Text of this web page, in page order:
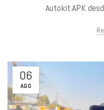
Autokit.APK
06
AGO